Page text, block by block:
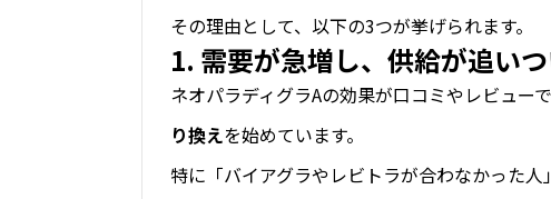
その理由として、以下の3つが挙げられます。
1. 需要が急増し、供給が追い
ネオパラディグラAの効果が口コミやレビュー
り換えを始めています。
特に「バイアグラやレビトラが合わなかった人